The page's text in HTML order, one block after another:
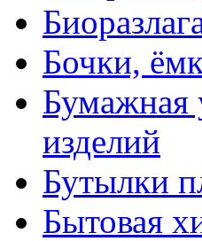
Бочки,
Бумажная
изделий
Бутылки
Бытовая